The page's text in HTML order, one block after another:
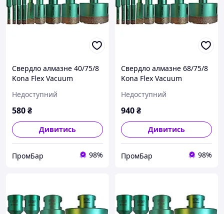
Свердло алмазне 40/75/8
Kona Flex Vacuum
керамогранітом
Недоступний
580₴
Дивитись
ПромБар 98%
Свердло алмазне 68/75/8
Kona Flex Vacuum
керамогранітом
Недоступний
940₴
Дивитись
ПромБар 98%